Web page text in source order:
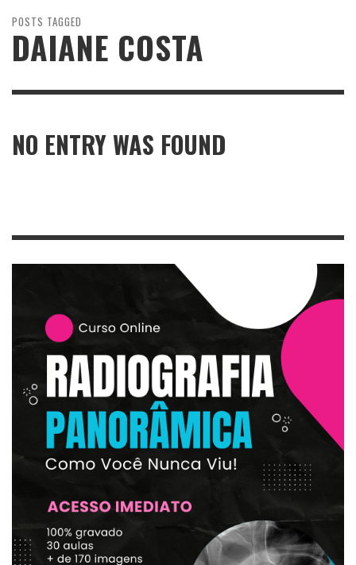
POSTS TAGGED
DAIANE COSTA
NO ENTRY WAS FOUND